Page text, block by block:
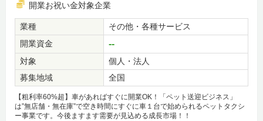
開業お祝い金対象企業
業種
その他・各種サービス
開業資金
--
対象
個人・法人
募集地域
全国
【粗利率60%超】車があればすぐに開業OK！「ペット送迎ビジネス」
は”無店舗・無在庫”で空き時間にすぐに車１台で始められるペットタクシ
ー事業です。今後ますます需要が見込める成長市場！！